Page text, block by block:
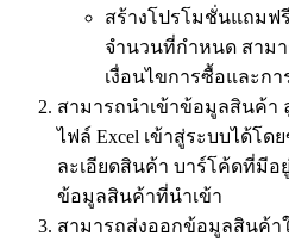
สร้างโปรโมชั่นแถมฟ
จำนวนที่กำหนด สาม
เงื่อนไขการซื้อและก
สามารถนำเข้าข้อมูลสินค้า
ไฟล์ Excel เข้าสู่ระบบได้โ
ละเอียดสินค้า บาร์โค้ดที่มีอ
ข้อมูลสินค้าที่นำเข้า
สามารถส่งออกข้อมูลสินค้า